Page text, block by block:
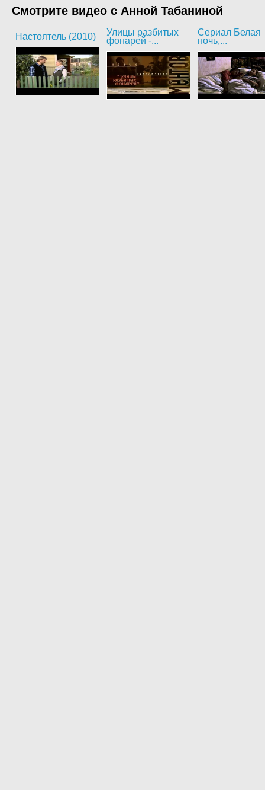
Смотрите видео с Анной Табаниной
Настоятель (2010)
Улицы разбитых
фонарей -...
Сериал Белая
ночь,...